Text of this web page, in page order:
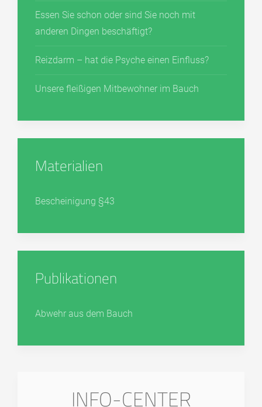
Essen Sie schon oder sind Sie noch mit
anderen Dingen beschäftigt?
Reizdarm – hat die Psyche einen Einfluss?
Unsere fleißigen Mitbewohner im Bauch
Materialien
Bescheinigung §43
Publikationen
Abwehr aus dem Bauch
INFO-CENTER